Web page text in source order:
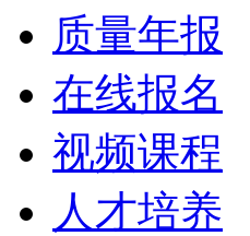
质量年报
在线报名
视频课程
人才培养